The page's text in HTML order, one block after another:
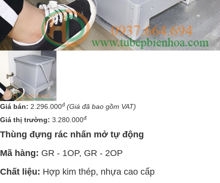
Giá bán: 2.296.000đ (Giá đã bao gồm VAT)
Giá thị trường: 3.280.000đ
Thùng đựng rác nhấn mở tự động
Mã hàng: GR - 1OP, GR - 2OP
Chất liệu: Hợp kim thép, nhựa cao cấp